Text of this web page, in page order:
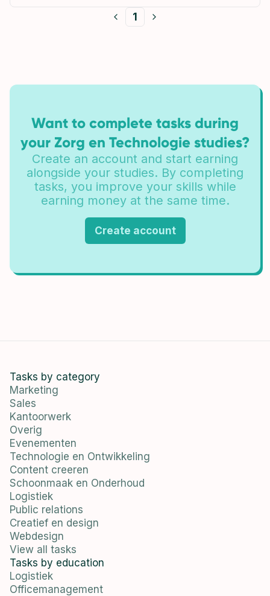
1
Want to complete tasks during
your Zorg en Technologie studies?
Create an account and start earning
alongside your studies. By completing
tasks, you improve your skills while
earning money at the same time.
Create account
Tasks by category
Marketing
Sales
Kantoorwerk
Overig
Evenementen
Technologie en Ontwikkeling
Content creeren
Schoonmaak en Onderhoud
Logistiek
Public relations
Creatief en design
Webdesign
View all tasks
Tasks by education
Logistiek
Officemanagement